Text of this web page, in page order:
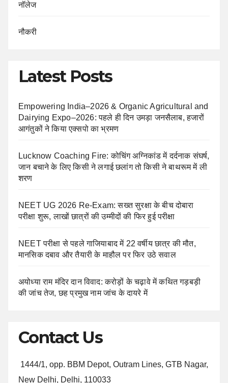
नॉलेज
नौकरी
Latest Posts
Empowering India–2026 & Organic Agricultural and
Dairying Expo–2026: पहले ही दिन उमड़ा जनसैलाब, हजारों
आगंतुकों ने किया एक्सपो का भ्रमण
Lucknow Coaching Fire: कोचिंग अग्निकांड में दर्दनाक संघर्ष,
जान बचाने के लिए किसी ने लगाई छलांग तो किसी ने बाथरूम में ली
शरण
NEET UG 2026 Re-Exam: सख्त सुरक्षा के बीच दोबारा
परीक्षा शुरू, लाखों छात्रों की उम्मीदों की फिर हुई परीक्षा
NEET परीक्षा से पहले गाजियाबाद में 22 वर्षीय छात्र की मौत,
मानसिक दबाव और तैयारी के माहौल पर फिर उठे सवाल
अयोध्या राम मंदिर दान विवाद: करोड़ों के चढ़ावे में कथित गड़बड़ी
की जांच तेज, छह प्रमुख नाम जांच के दायरे में
Contact Us
1444/1, opp. BBM Depot, Outram Lines, GTB Nagar,
New Delhi, Delhi, 110033